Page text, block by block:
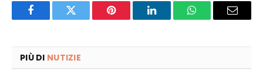
FacebookTwitter Pinterest LinkedInWhatsAppEmail
PIÙ DI NUTIZIE